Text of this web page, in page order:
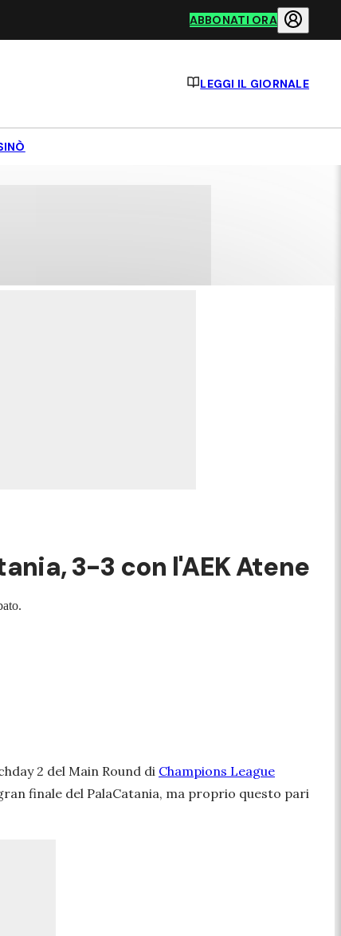
ABBONATI ORA
LEGGI IL GIORNALE
3-3 con l'AEK Atene
2 del Main Round di Champions League
finale del PalaCatania, ma proprio questo pari